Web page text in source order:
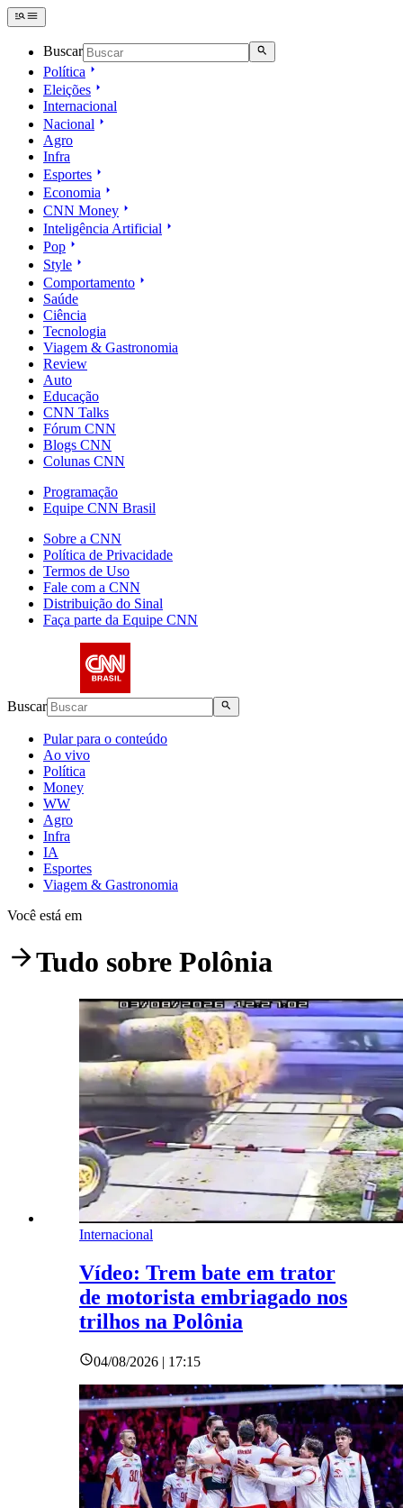
Buscar
Política
Eleições
Internacional
Nacional
Agro
Infra
Esportes
Economia
CNN Money
Inteligência Artificial
Pop
Style
Comportamento
Saúde
Ciência
Tecnologia
Viagem & Gastronomia
Review
Auto
Educação
CNN Talks
Fórum CNN
Blogs CNN
Colunas CNN
Programação
Equipe CNN Brasil
Sobre a CNN
Política de Privacidade
Termos de Uso
Fale com a CNN
Distribuição do Sinal
Faça parte da Equipe CNN
Buscar
Pular para o conteúdo
Ao vivo
Política
Money
WW
Agro
Infra
IA
Esportes
Viagem & Gastronomia
Você está em
Tudo sobre Polônia
Internacional
Vídeo: Trem bate em trator
de motorista embriagado nos
trilhos na Polônia
04/08/2026 | 17:15